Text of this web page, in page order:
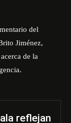
del
Jiménez,
de la
reflejan